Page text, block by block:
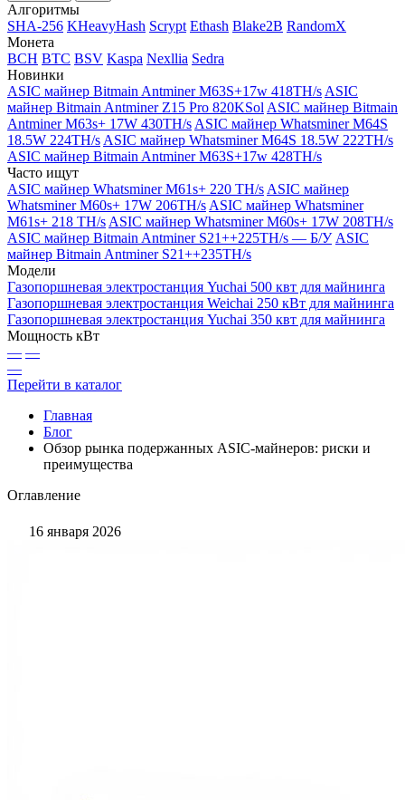
Алгоритмы
SHA-256 KHeavyHash Scrypt Ethash Blake2B RandomX
Монета
BCH BTC BSV Kaspa Nexllia Sedra
Новинки
ASIC майнер Bitmain Antminer M63S+17w 418TH/s ASIC
майнер Bitmain Antminer Z15 Pro 820KSol ASIC майнер Bitmain
Antminer M63s+ 17W 430TH/s ASIC майнер Whatsminer M64S
18.5W 224TH/s ASIC майнер Whatsminer M64S 18.5W 222TH/s
ASIC майнер Bitmain Antminer M63S+17w 428TH/s
Часто ищут
ASIC майнер Whatsminer M61s+ 220 TH/s ASIC майнер
Whatsminer M60s+ 17W 206TH/s ASIC майнер Whatsminer
M61s+ 218 TH/s ASIC майнер Whatsminer M60s+ 17W 208TH/s
ASIC майнер Bitmain Antminer S21++225TH/s — Б/У ASIC
майнер Bitmain Antminer S21++235TH/s
Модели
Газопоршневая электростанция Yuchai 500 квт для майнинга
Газопоршневая электростанция Weichai 250 кВт для майнинга
Газопоршневая электростанция Yuchai 350 квт для майнинга
Мощность кВт
— —
—
Перейти в каталог
Главная
Блог
Обзор рынка подержанных ASIC-майнеров: риски и
преимущества
Оглавление
16 января 2026